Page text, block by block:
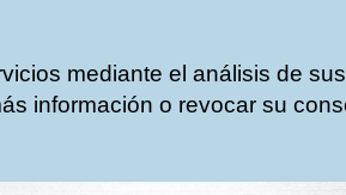
mediante el análisis de
información o revocar su